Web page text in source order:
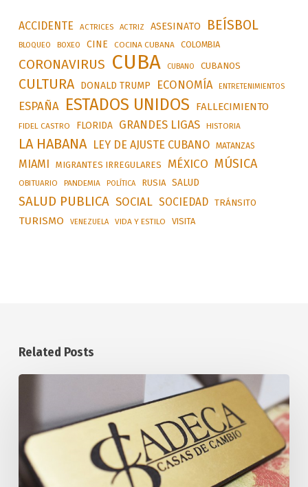
ACCIDENTE ACTRICES ACTRIZ ASESINATO BEÍSBOL
BLOQUEO BOXEO CINE COCINA CUBANA COLOMBIA
CORONAVIRUS CUBA CUBANO CUBANOS
CULTURA DONALD TRUMP ECONOMÍA ENTRETENIMIENTOS
ESPAÑA ESTADOS UNIDOS FALLECIMIENTO
FIDEL CASTRO FLORIDA GRANDES LIGAS HISTORIA
LA HABANA LEY DE AJUSTE CUBANO MATANZAS
MIAMI MIGRANTES IRREGULARES MÉXICO MÚSICA
OBITUARIO PANDEMIA POLÍTICA RUSIA SALUD
SALUD PUBLICA SOCIAL SOCIEDAD TRÁNSITO
TURISMO VENEZUELA VIDA Y ESTILO VISITA
Related Posts
Cambio
de
Monedas